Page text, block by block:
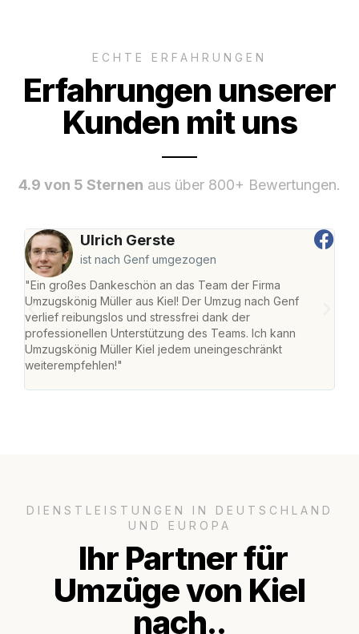
ECHTE ERFAHRUNGEN
Erfahrungen unserer
Kunden mit uns
4.9 von 5 Sternen aus über 800+ Bewertungen.
Ulrich Gerste
ist nach Genf umgezogen
"Ein großes Dankeschön an das Team der Firma
Umzugskönig Müller aus Kiel! Der Umzug nach Genf
verlief reibungslos und stressfrei dank der
professionellen Unterstützung des Teams. Ich kann
Umzugskönig Müller Kiel jedem uneingeschränkt
weiterempfehlen!"
DIENSTLEISTUNGEN IN DEUTSCHLAND
UND EUROPA
Ihr Partner für
Umzüge von Kiel
nach..